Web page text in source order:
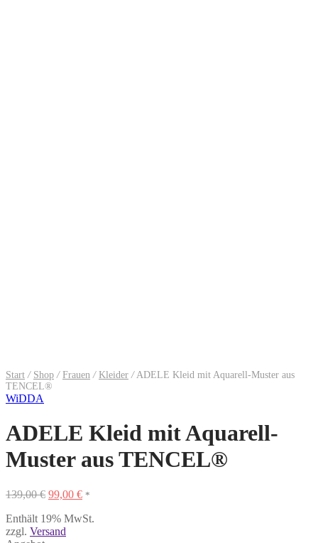
Start / Shop / Frauen / Kleider /ADELE Kleid mit Aquarell-Muster aus
TENCEL®
WiDDA
ADELE Kleid mit Aquarell-
Muster aus TENCEL®
139,00€ Ursprünglicher
war:
139,00 €
99,00 €Aktueller
ist:
*
Enthält 19% MwSt.
zzgl. Versand